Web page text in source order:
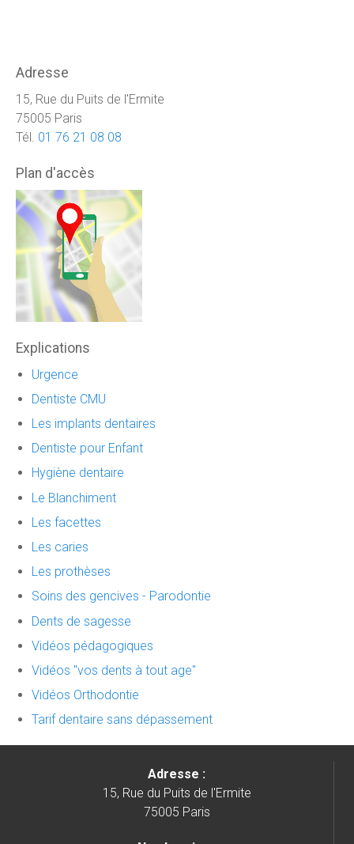
Adresse
15, Rue du Puits de l'Ermite
75005 Paris
Tél. 01 76 21 08 08
Plan d'accès
Explications
Urgence
Dentiste CMU
Les implants dentaires
Dentiste pour Enfant
Hygiène dentaire
Le Blanchiment
Les facettes
Les caries
Les prothèses
Soins des gencives - Parodontie
Dents de sagesse
Vidéos pédagogiques
Vidéos "vos dents à tout age"
Vidéos Orthodontie
Tarif dentaire sans dépassement
Adresse :
15, Rue du Puits de l'Ermite
75005 Paris